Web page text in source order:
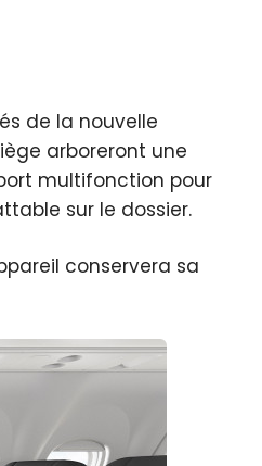
de la nouvelle
arboreront une
multifonction pour
sur le dossier.
conservera sa